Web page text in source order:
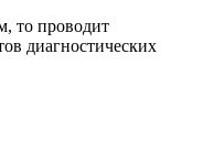
то проводит
диагностических